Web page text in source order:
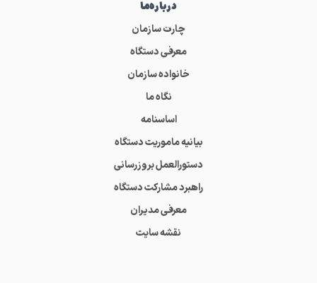
درباره‌ما
چارت سازمان
معرفی دستگاه
خانواده سازمان
نگاه ما
اساسنامه
بیانیه ماموریت دستگاه
دستورالعمل بروزرسانی
راهبرد مشارکت دستگاه
معرفی مدیران
نقشه سایت